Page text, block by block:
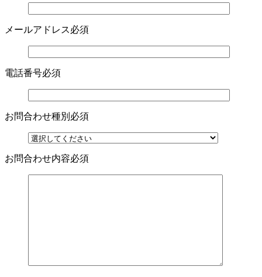
メールアドレス必須
電話番号必須
お問合わせ種別 必須
お問合わせ内容必須